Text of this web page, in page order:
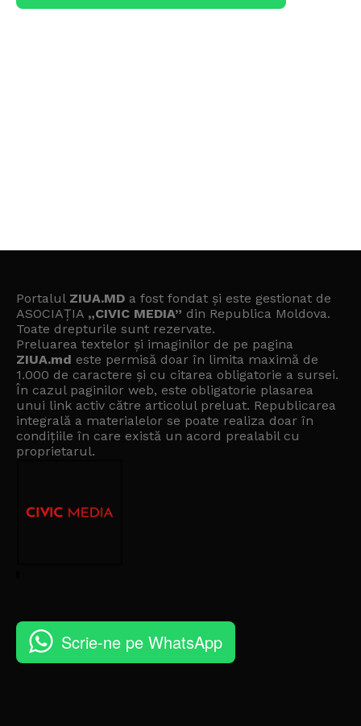
Portalul ZIUA.MD a fost fondat și este gestionat de
ASOCIAȚIA „CIVIC MEDIA” din Republica Moldova.
Toate drepturile sunt rezervate.
Preluarea textelor și imaginilor de pe pagina
ZIUA.md este permisă doar în limita maximă de
1.000 de caractere și cu citarea obligatorie a sursei.
În cazul paginilor web, este obligatorie plasarea
unui link activ către articolul preluat. Republicarea
integrală a materialelor se poate realiza doar în
condițiile în care există un acord prealabil cu
proprietarul.
Scrie-ne pe WhatsApp